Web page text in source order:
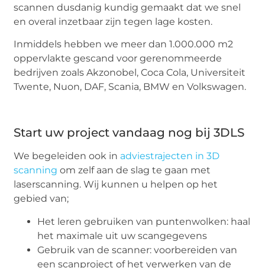
scannen dusdanig kundig gemaakt dat we snel
en overal inzetbaar zijn tegen lage kosten.
Inmiddels hebben we meer dan 1.000.000 m2
oppervlakte gescand voor gerenommeerde
bedrijven zoals Akzonobel, Coca Cola, Universiteit
Twente, Nuon, DAF, Scania, BMW en Volkswagen.
Start uw project vandaag nog bij 3DLS
We begeleiden ook in adviestrajecten in 3D
scanning om zelf aan de slag te gaan met
laserscanning. Wij kunnen u helpen op het
gebied van;
Het leren gebruiken van puntenwolken: haal
het maximale uit uw scangegevens
Gebruik van de scanner: voorbereiden van
een scanproject of het verwerken van de